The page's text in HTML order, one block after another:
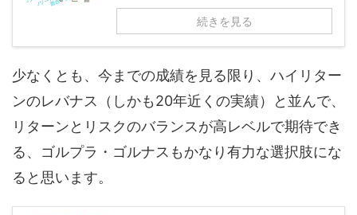
続きを見る
少なくとも、今までの成績を見る限り、ハイリター
ンのレバナス（しかも20年近くの実績）と並んで、
リターンとリスクのバランスが高レベルで期待でき
る、ゴルプラ・ゴルナスもかなり有力な選択肢にな
ると思います。